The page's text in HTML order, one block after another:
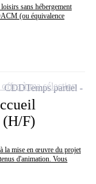
sans hébergement
(ou équivalence
(H/F)
la mise en œuvre du projet
d'animation. Vous
CDDTemps partiel
à ma sélection